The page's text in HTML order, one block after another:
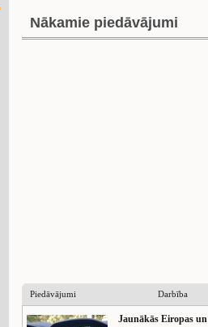
Nākamie piedāvājumi
Piedāvājumi Darbība
Jaunākās Eiropas